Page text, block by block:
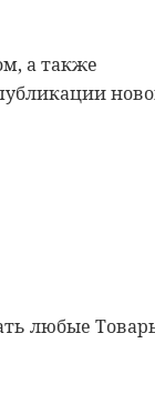
а также
любые